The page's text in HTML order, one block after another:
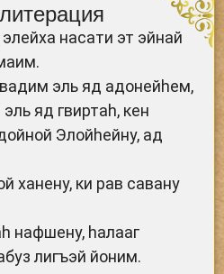
насати эт эйнай
эль яд адонейhем,
яд гвиртаh, кен
Элойhейну, ад
ханену, ки рав савану
нафшену, hалааг
лигъэй йоним.